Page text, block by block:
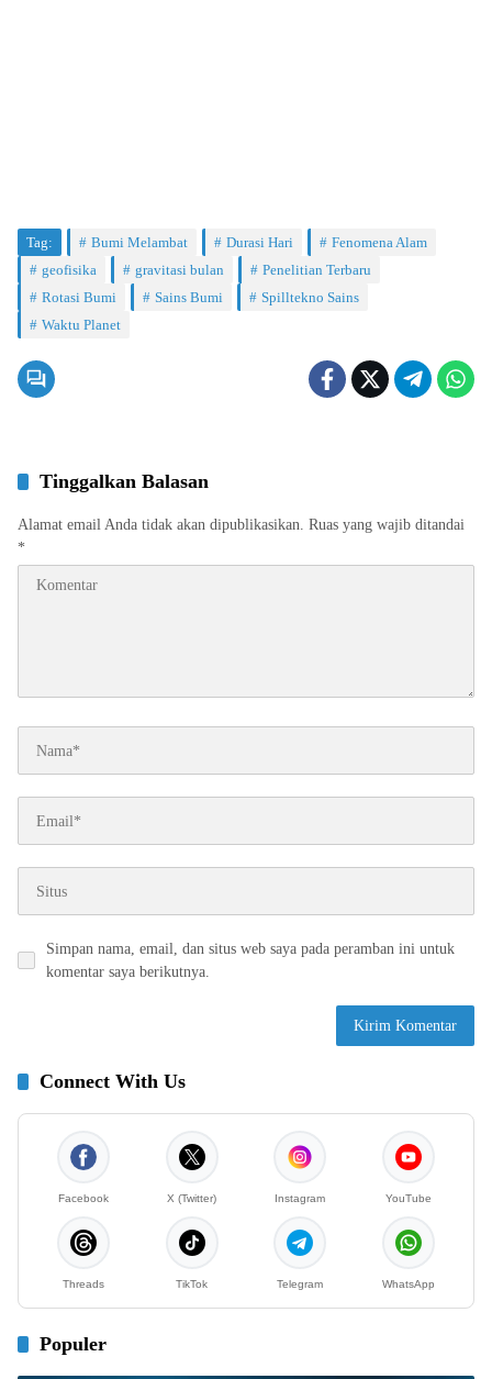
Tag: Bumi Melambat Durasi Hari
Fenomena Alam
geofisika
gravitasi bulan
Penelitian Terbaru
Rotasi Bumi
Sains Bumi
Spilltekno Sains
Waktu Planet
Tinggalkan Balasan
Alamat email Anda tidak akan dipublikasikan. Ruas yang wajib ditandai
*
Simpan nama, email, dan situs web saya pada peramban ini untuk
komentar saya berikutnya.
Connect With Us
Facebook X (Twitter) Instagram YouTube
Threads TikTok Telegram WhatsApp
Populer